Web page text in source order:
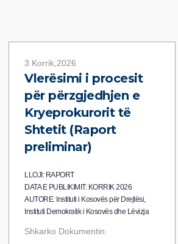
3 Korrik,2026
Vlerësimi i procesit
për përzgjedhjen e
Kryeprokurorit të
Shtetit (Raport
preliminar)
LLOJI: RAPORT
DATA E PUBLIKIMIT: KORRIK 2026
AUTORE: Instituti i Kosovës për Drejtësi,
Instituti Demokratik i Kosovës dhe Lëvizja
Shkarko Dokumentin: